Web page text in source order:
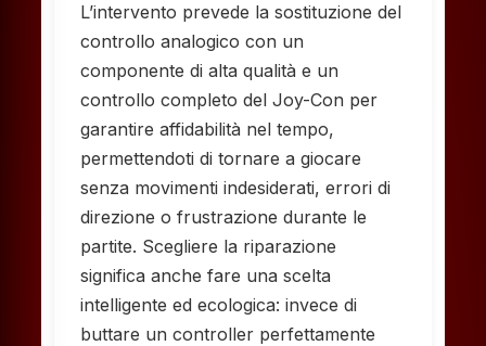
L’intervento prevede la sostituzione del
controllo analogico con un
componente di alta qualità e un
controllo completo del Joy-Con per
garantire affidabilità nel tempo,
permettendoti di tornare a giocare
senza movimenti indesiderati, errori di
direzione o frustrazione durante le
partite. Scegliere la riparazione
significa anche fare una scelta
intelligente ed ecologica: invece di
buttare un controller perfettamente